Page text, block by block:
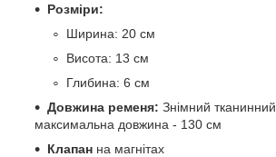
Розміри:
Ширина: 20 см
Висота: 13 см
Глибина: 6 см
Довжина ременя: Знімний тканинний
максимальна довжина - 130 см
Клапан на магнітах